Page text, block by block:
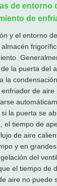
de entorno
de
y el entorno
la puerta del
la
de
la puerta se
el tiempo de
de aire
y en
del
el tiempo de
aire no puede